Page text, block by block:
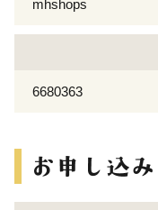
mhshops
6680363